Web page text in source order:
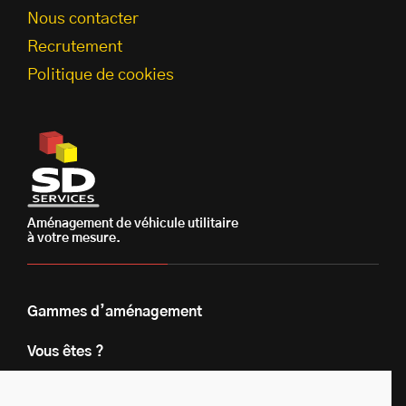
Nous contacter
Recrutement
Politique de cookies
Aménagement de véhicule utilitaire
à votre mesure.
Gammes d’aménagement
Vous êtes ?